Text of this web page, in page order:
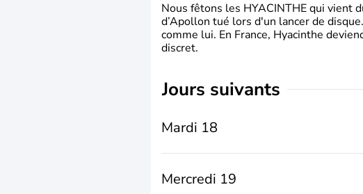
Nous fêtons les HYACINTHE qui vient
d’Apollon tué lors d'un lancer de
comme lui. En France, Hyacinthe
discret.
jours suivants
Mardi 18
Mercredi 19